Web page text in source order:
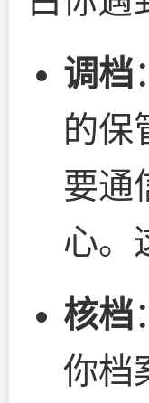
调档
的保
要通
心。
核档
你档